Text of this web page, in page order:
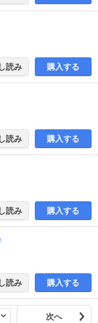
読み 購入する
読み 購入する
読み 購入する
読み 購入する
次へ